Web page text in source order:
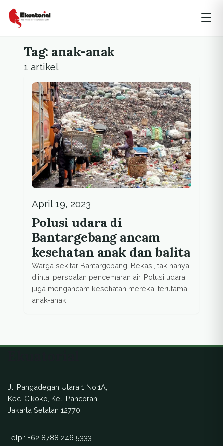
Tag: anak-anak
1 artikel
April 19, 2023
Polusi udara di
Bantargebang ancam
kesehatan anak dan balita
Warga sekitar Bantargebang, Bekasi, tak hanya
diintai persoalan pencemaran air. Polusi udara
juga mengancam kesehatan mereka, terutama
anak-anak.
Jl. Pangadegan Utara 1 No.1A,
Kec. Cikoko, Kel. Pancoran,
Jakarta Selatan 12770
Telp.: +62 8788 246 5333